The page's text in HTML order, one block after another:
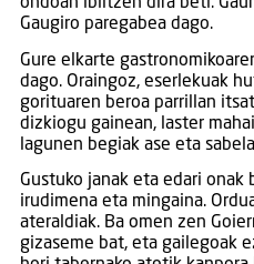
Gaugiro paregabea dago.
Gure elkarte
dago. Oraingoz, eserlekuak
gorituaren beroa parrillan
dizkiogu gainean, laster
lagunen begiak ase eta
Gustuko janak eta edari
irudimena eta mingaina.
ateraldiak. Ba omen zen
gizaseme bat, eta gailegoak